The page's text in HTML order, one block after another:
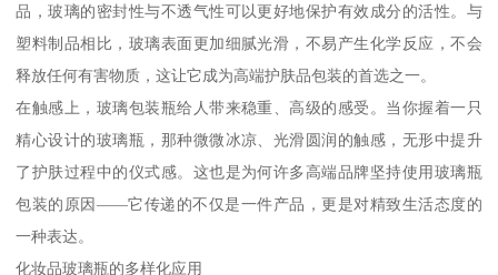
品，玻璃的密封性与不透气性可以更好地保护有效成分的活性。与
塑料制品相比，玻璃表面更加细腻光滑，不易产生化学反应，不会
释放任何有害物质，这让它成为高端护肤品包装的首选之一。
在触感上，玻璃包装瓶给人带来稳重、高级的感受。当你握着一只
精心设计的玻璃瓶，那种微微冰凉、光滑圆润的触感，无形中提升
了护肤过程中的仪式感。这也是为何许多高端品牌坚持使用玻璃瓶
包装的原因——它传递的不仅是一件产品，更是对精致生活态度的
一种表达。
化妆品玻璃瓶的多样化应用